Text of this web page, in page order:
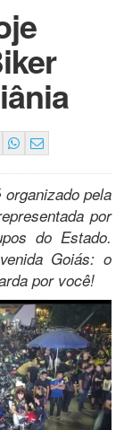
pela
por
do Estado.
Goiás: o
por você!